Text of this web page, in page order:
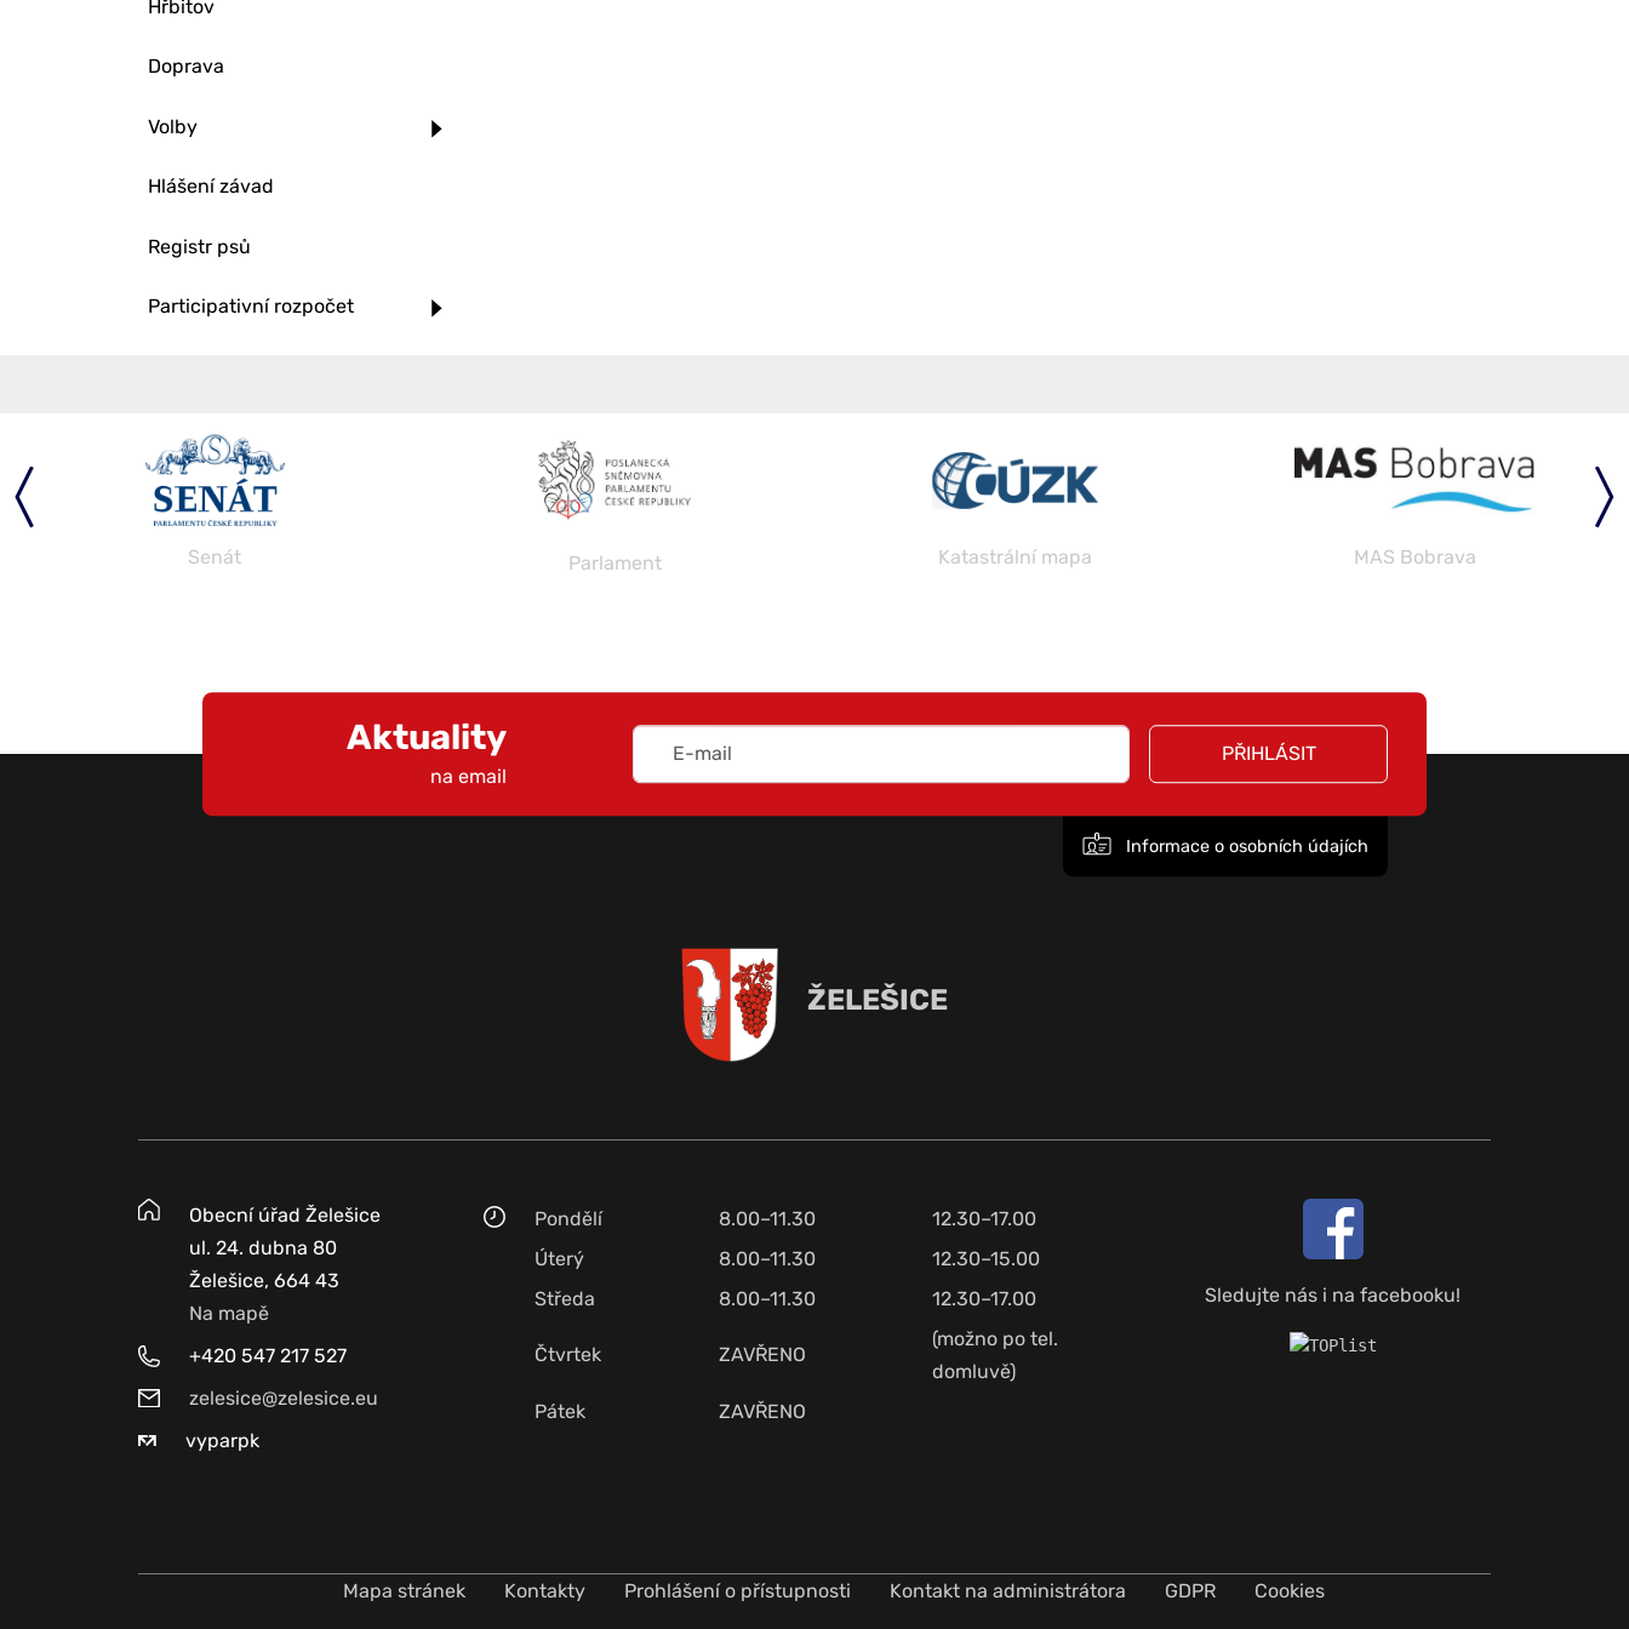
Hřbitov
Doprava
Volby
Hlášení závad
Registr psů
Participativní rozpočet
Senát Parlament Katastrální mapa MAS Bobrava
Aktuality
na email
PŘIHLÁSIT
Informace o osobních údajích
ŽELEŠICE
Obecní úřad Želešice
ul. 24. dubna 80
Želešice, 664 43
Na mapě
+420 547 217 527
zelesice@zelesice.eu
vyparpk
Pondělí 8.00–11.30
12.30–17.00
Úterý
8.00–11.30
12.30–15.00
Středa
8.00–11.30 12.30–17.00
Čtvrtek ZAVŘENO
(možno po tel.
domluvě)
Pátek
ZAVŘENO
Sledujte nás i na facebooku!
Mapa stránek Kontakty Prohlášení o přístupnosti Kontakt na administrátora GDPR Cookies